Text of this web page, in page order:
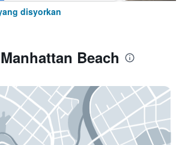
disyorkan
Beach